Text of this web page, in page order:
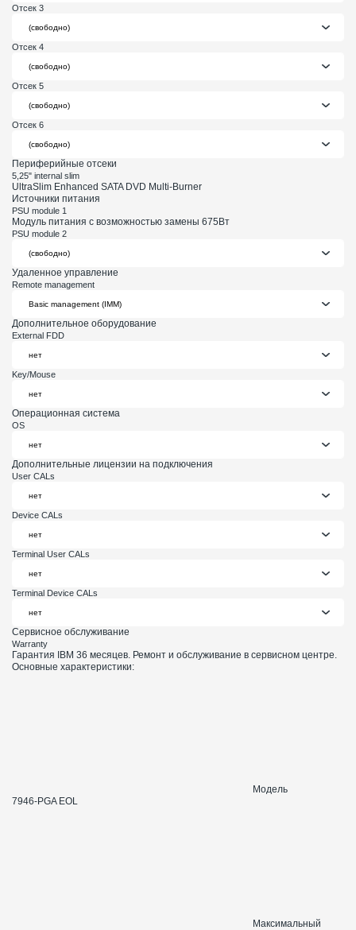
Отсек 3
Отсек 4
Отсек 5
Отсек 6
Периферийные отсеки
5,25" internal slim
UltraSlim Enhanced SATA DVD Multi-Burner
Источники питания
PSU module 1
Модуль питания с возможностью замены 675Вт
PSU module 2
Удаленное управление
Remote management
Дополнительное оборудование
External FDD
Key/Mouse
Операционная система
OS
Дополнительные лицензии на подключения
User CALs
Device CALs
Terminal User CALs
Terminal Device CALs
Сервисное обслуживание
Warranty
Гарантия IBM 36 месяцев. Ремонт и обслуживание в сервисном центре.
Основные характеристики:
Модель
7946-PGA EOL
Максимальный